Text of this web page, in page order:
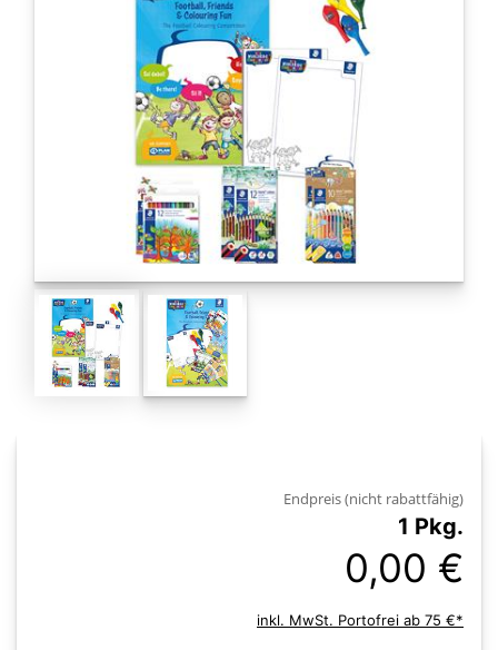
Endpreis (nicht rabattfähig)
1 Pkg.
0,00 €
inkl. MwSt. Portofrei ab 75 €*